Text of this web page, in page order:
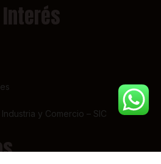
y Comercio – SIC